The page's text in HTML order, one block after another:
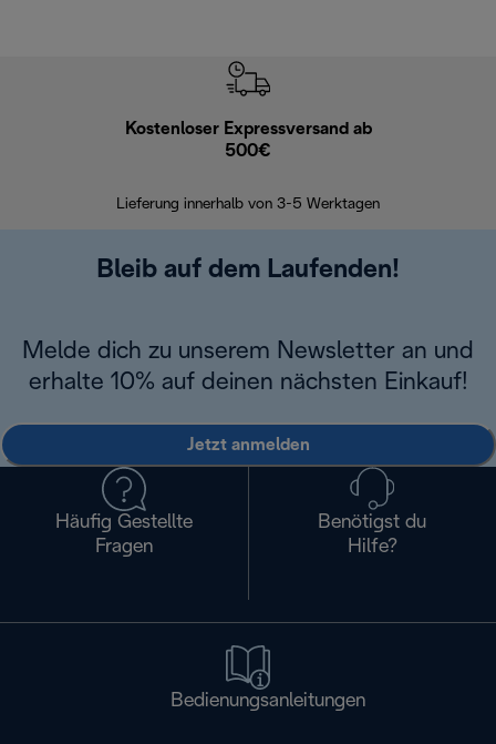
Kostenloser Expressversand ab
500€
Lieferung innerhalb von 3-5 Werktagen
Bleib auf dem Laufenden!
Melde dich zu unserem Newsletter an und
erhalte 10% auf deinen nächsten Einkauf!
Jetzt anmelden
Häufig Gestellte
Fragen
Benötigst du
Hilfe?
Bedienungsanleitungen